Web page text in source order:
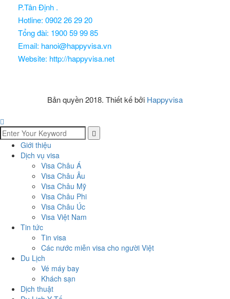
P.Tân Định .
Hotline: 0902 26 29 20
Tổng đài: 1900 59 99 85
Email: hanoi@happyvisa.vn
Website: http://happyvisa.net
Bản quyền 2018. Thiết kế bởi Happyvisa
Giới thiệu
Dịch vụ visa
Visa Châu Á
Visa Châu Âu
Visa Châu Mỹ
Visa Châu Phi
Visa Châu Úc
Visa Việt Nam
Tin tức
Tin visa
Các nước miễn visa cho người Việt
Du Lịch
Vé máy bay
Khách sạn
Dịch thuật